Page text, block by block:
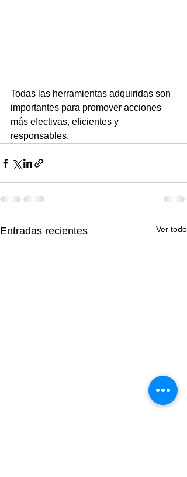
Todas las herramientas adquiridas son
importantes para promover acciones
más efectivas, eficientes y
responsables.
Entradas recientes Ver todo